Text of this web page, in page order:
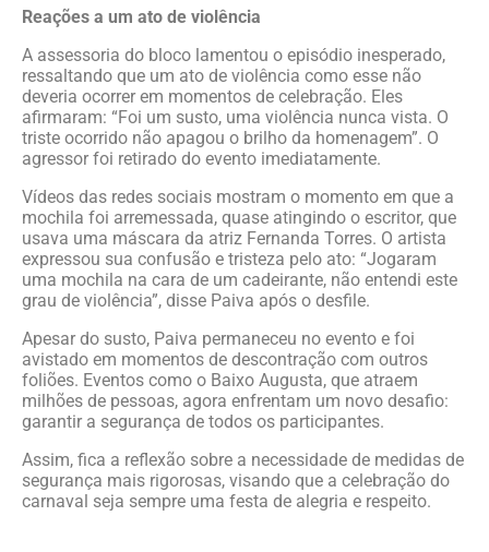
Reações a um ato de violência
A assessoria do bloco lamentou o episódio inesperado,
ressaltando que um ato de violência como esse não
deveria ocorrer em momentos de celebração. Eles
afirmaram: “Foi um susto, uma violência nunca vista. O
triste ocorrido não apagou o brilho da homenagem”. O
agressor foi retirado do evento imediatamente.
Vídeos das redes sociais mostram o momento em que a
mochila foi arremessada, quase atingindo o escritor, que
usava uma máscara da atriz Fernanda Torres. O artista
expressou sua confusão e tristeza pelo ato: “Jogaram
uma mochila na cara de um cadeirante, não entendi este
grau de violência”, disse Paiva após o desfile.
Apesar do susto, Paiva permaneceu no evento e foi
avistado em momentos de descontração com outros
foliões. Eventos como o Baixo Augusta, que atraem
milhões de pessoas, agora enfrentam um novo desafio:
garantir a segurança de todos os participantes.
Assim, fica a reflexão sobre a necessidade de medidas de
segurança mais rigorosas, visando que a celebração do
carnaval seja sempre uma festa de alegria e respeito.